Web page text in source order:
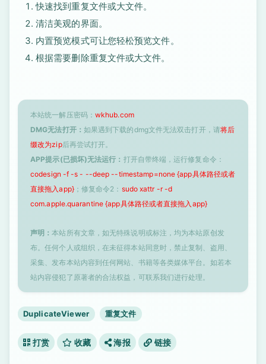
快速找到重复文件或大文件。
清洁美观的界面。
内置预览模式可让您轻松预览文件。
根据需要删除重复文件或大文件。
本站统一解压密码： wkhub.com
DMG无法打开： 如果遇到下载的dmg文件无法双击打开，请将后
缀改为zip后再尝试打开。
APP提示(已损坏)无法运行： 打开自带终端，运行修复命令：
codesign -f -s - --deep --timestamp=none {app具体路径或者
直接拖入app}；修复命令2： sudo xattr -r -d
com.apple.quarantine {app具体路径或者直接拖入app}
声明：本站所有文章，如无特殊说明或标注，均为本站原创发
布。任何个人或组织，在未征得本站同意时，禁止复制、盗用、
采集、发布本站内容到任何网站、书籍等各类媒体平台。如若本
站内容侵犯了原著者的合法权益，可联系我们进行处理。
DuplicateViewer 重复文件
打赏 收藏 海报 链接